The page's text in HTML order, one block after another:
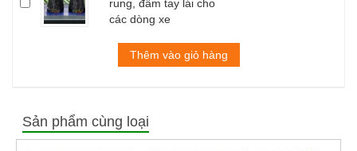
rung, đầm tay lái cho
các dòng xe
Thêm vào giỏ hàng
Sản phẩm cùng loại